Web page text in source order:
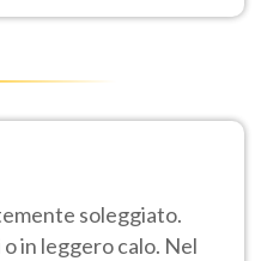
soleggiato.
in leggero calo. Nel